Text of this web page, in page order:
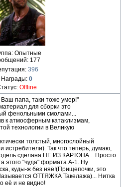
Опытные
177
396
Награды: 0
Offline
папа, таки тоже умер!"
для сборки это
фенольными смолами...
к атмосферным катаклизмам,
технологии в Великую
толстый, многослойный
Так что теперь, думаю,
сделана НЕ ИЗ КАРТОНА... Просто
этого "чуда" формата А-1. Ну
куды-ж без няё!(Прищепочки, это
ОТТЯЖКА Такелажа)... Нитка
её и не видно!